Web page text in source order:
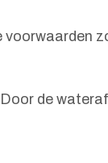
de